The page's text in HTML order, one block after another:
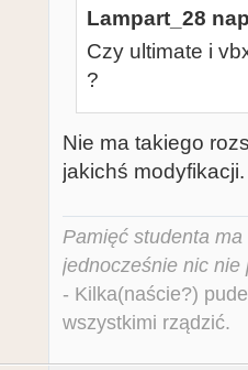
Lampart_28
Czy ultimate i
?
Nie ma takiego
jakichś modyfikacji.
Pamięć studenta
jednocześnie nic nie
- Kilka(naście?)
wszystkimi rządzić.